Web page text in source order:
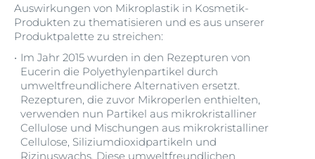
Auswirkungen von Mikroplastik in Kosmetik-
Produkten zu thematisieren und es aus unserer
Produktpalette zu streichen:
Im Jahr 2015 wurden in den Rezepturen von
Eucerin die Polyethylenpartikel durch
umweltfreundlichere Alternativen ersetzt.
Rezepturen, die zuvor Mikroperlen enthielten,
verwenden nun Partikel aus mikrokristalliner
Cellulose und Mischungen aus mikrokristalliner
Cellulose, Siliziumdioxidpartikeln und
Rizinuswachs. Diese umweltfreundlichen